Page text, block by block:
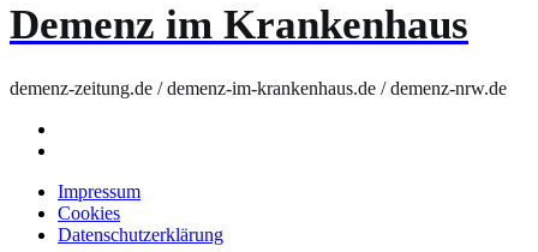
Demenz im Krankenhaus
demenz-zeitung.de / demenz-im-krankenhaus.de / demenz-nrw.de
Impressum
Cookies
Datenschutzerklärung